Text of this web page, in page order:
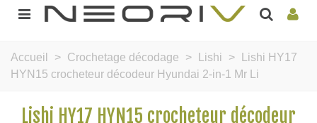
Accueil > Crochetage décodage > Lishi >
Lishi HY17
HYN15 crocheteur décodeur Hyundai 2-in-1 Mr Li
Lishi HY17 HYN15 crocheteur décodeur